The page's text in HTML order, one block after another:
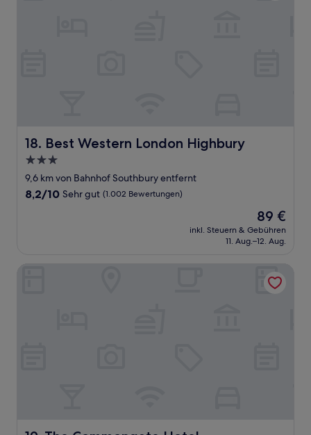
18. Best Western London Highbury
Best Western London Highbury
3.0-
Sterne-
Unterkunft
9,6 km von Bahnhof Southbury entfernt
8.2
Bewertungen)
8,2/10 Sehr gut (1.002 Bewertungen)
Der
Preis
beträgt
89 €
inkl. Steuern & Gebühren
11. Aug.–12. Aug.